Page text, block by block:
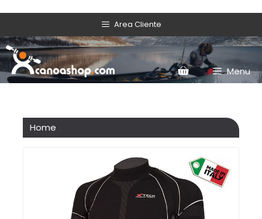
Area Cliente
Menu
Home